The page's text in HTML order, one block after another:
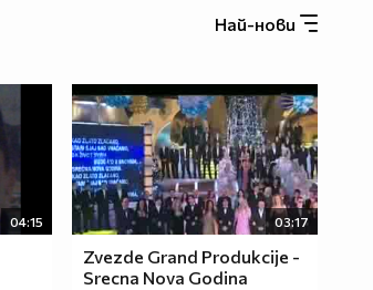
Най-нови
04:15 03:17
Zvezde Grand Produkcije -
Srecna Nova Godina